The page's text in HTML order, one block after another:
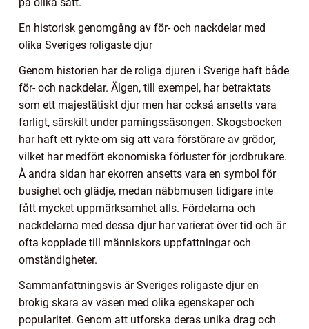
En historisk genomgång av för- och nackdelar med
olika Sveriges roligaste djur
Genom historien har de roliga djuren i Sverige haft både
för- och nackdelar. Älgen, till exempel, har betraktats
som ett majestätiskt djur men har också ansetts vara
farligt, särskilt under parningssäsongen. Skogsbocken
har haft ett rykte om sig att vara förstörare av grödor,
vilket har medfört ekonomiska förluster för jordbrukare.
Å andra sidan har ekorren ansetts vara en symbol för
busighet och glädje, medan näbbmusen tidigare inte
fått mycket uppmärksamhet alls. Fördelarna och
nackdelarna med dessa djur har varierat över tid och är
ofta kopplade till människors uppfattningar och
omständigheter.
Sammanfattningsvis är Sveriges roligaste djur en
brokig skara av väsen med olika egenskaper och
popularitet. Genom att utforska deras unika drag och